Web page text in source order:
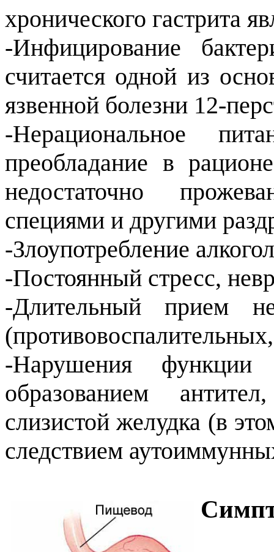
хронического гастрита
-Инфицирование
считается одной из
язвенной болезни 12-
-Нерациональное
преобладание в
недостаточно
специями и другими
-Злоупотребление
-Постоянный стресс,
-Длительный прием
-Нарушения
образованием
слизистой желудка (в
следствием